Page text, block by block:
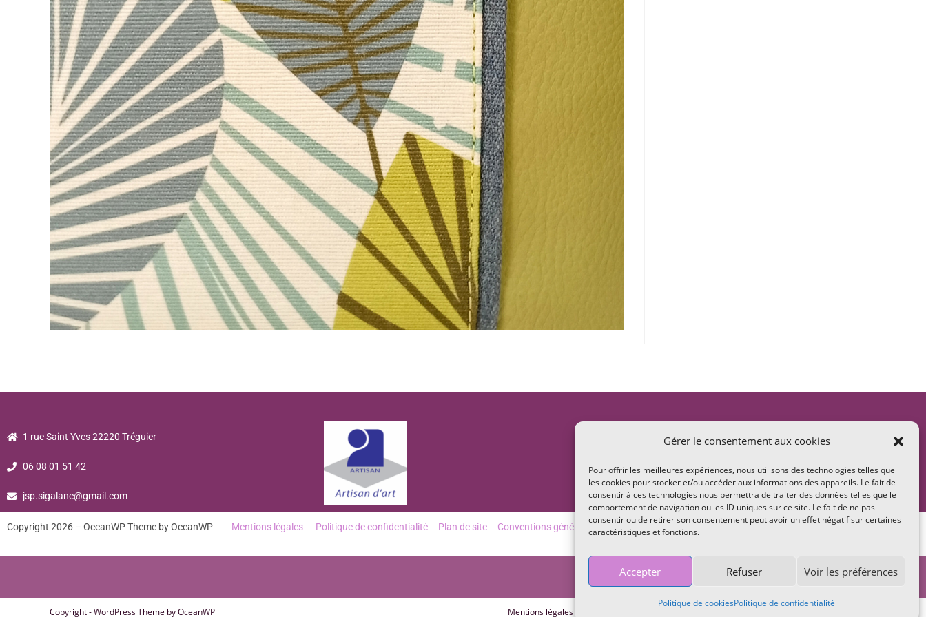
Gérer le consentement aux cookies
Pour offrir les meilleures expériences, nous utilisons des technologies telles que
les cookies pour stocker et/ou accéder aux informations des appareils. Le fait de
consentir à ces technologies nous permettra de traiter des données telles que le
comportement de navigation ou les ID uniques sur ce site. Le fait de ne pas
consentir ou de retirer son consentement peut avoir un effet négatif sur certaines
caractéristiques et fonctions.
Accepter Refuser Voir les préférences
Politique de cookiesPolitique de confidentialité
1 rue Saint Yves 22220 Tréguier
06 08 01 51 42
jsp.sigalane@gmail.com
Copyright 2026 – OceanWP Theme by OceanWP Mentions légales Politique de confidentialité Plan de site Conventions générales de ventes
Mentions légales Politique de confidentialité Plan de site
Copyright - WordPress Theme by OceanWP